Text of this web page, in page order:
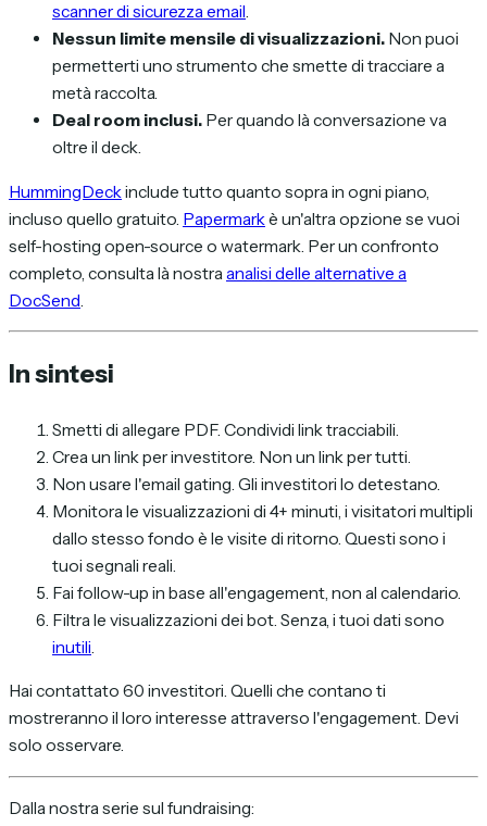
scanner di sicurezza email.
Nessun limite mensile di visualizzazioni. Non puoi
permetterti uno strumento che smette di tracciare a
metà raccolta.
Deal room inclusi. Per quando là conversazione va
oltre il deck.
HummingDeckinclude tutto quanto sopra in ogni piano,
incluso quello gratuito. Papermarkè un'altra opzione se vuoi
self-hosting open-source o watermark. Per un confronto
completo, consulta là nostra analisi delle alternative a
DocSend
In sintesi
Smetti di allegare PDF. Condividi link tracciabili.
Crea un link per investitore. Non un link per tutti.
Non usare l'email gating. Gli investitori lo detestano.
Monitora le visualizzazioni di 4+ minuti, i visitatori multipli
dallo stesso fondo è le visite di ritorno. Questi sono i
tuoi segnali reali.
Fai follow-up in base all'engagement, non al calendario.
Filtra le visualizzazioni dei bot. Senza, i tuoi dati sono
inutili
Hai contattato 60 investitori. Quelli che contano ti
mostreranno il loro interesse attraverso l'engagement. Devi
solo osservare.
Dalla nostra serie sul fundraising: